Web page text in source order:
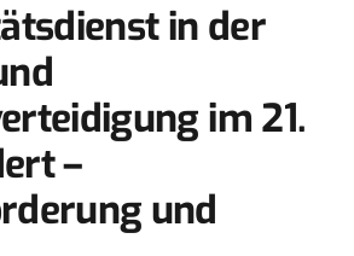
in der
im 21.
–
und